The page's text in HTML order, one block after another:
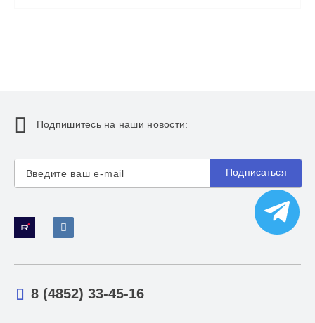
Подпишитесь на наши новости:
Подписаться
8 (4852) 33-45-16